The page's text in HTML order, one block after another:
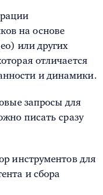
на основе
или других
отличается
и динамики.
запросы для
писать сразу
инструментов для
и сбора